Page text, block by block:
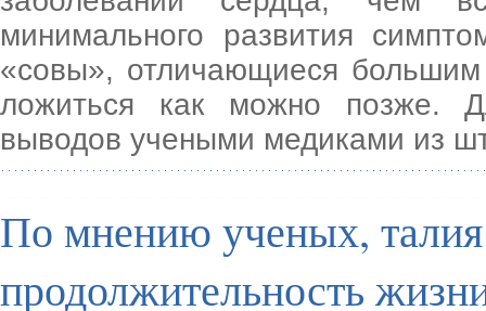
минимального развития
«совы», отличающиеся
ложиться как можно позже.
выводов учеными медиками из
По мнению ученых, талия
продолжительность